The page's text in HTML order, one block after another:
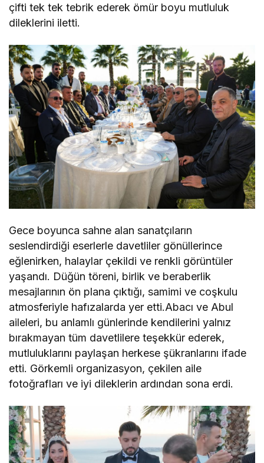
çifti tek tek tebrik ederek ömür boyu mutluluk
dileklerini iletti.
Gece boyunca sahne alan sanatçıların
seslendirdiği eserlerle davetliler gönüllerince
eğlenirken, halaylar çekildi ve renkli görüntüler
yaşandı. Düğün töreni, birlik ve beraberlik
mesajlarının ön plana çıktığı, samimi ve coşkulu
atmosferiyle hafızalarda yer etti.Abacı ve Abul
aileleri, bu anlamlı günlerinde kendilerini yalnız
bırakmayan tüm davetlilere teşekkür ederek,
mutluluklarını paylaşan herkese şükranlarını ifade
etti. Görkemli organizasyon, çekilen aile
fotoğrafları ve iyi dileklerin ardından sona erdi.